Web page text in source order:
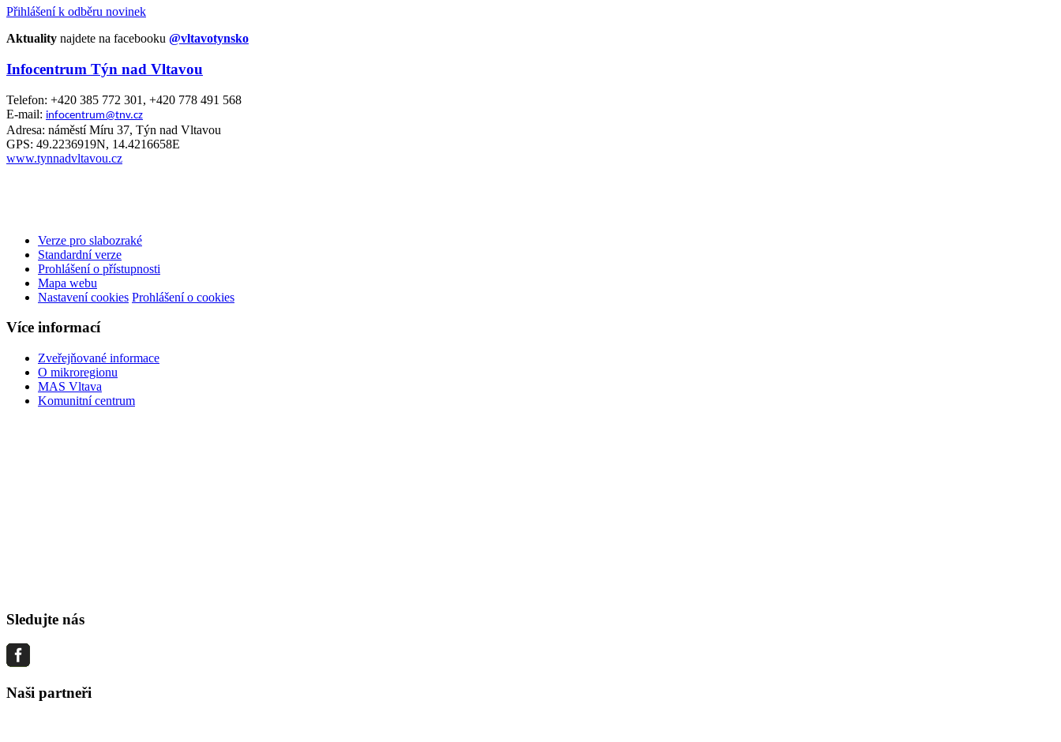
Přihlášení k odběru novinek
Aktuality najdete na facebooku @vltavotynsko
Infocentrum Týn nad Vltavou
Telefon: +420 385 772 301, +420 778 491 568
E-mail: infocentrum@tnv.cz
Adresa: náměstí Míru 37, Týn nad Vltavou
GPS: 49.2236919N, 14.4216658E
www.tynnadvltavou.cz
Verze pro slabozraké
Standardní verze
Prohlášení o přístupnosti
Mapa webu
Nastavení cookies Prohlášení o cookies
Více informací
Zveřejňované informace
O mikroregionu
MAS Vltava
Komunitní centrum
Sledujte nás
Naši partneři